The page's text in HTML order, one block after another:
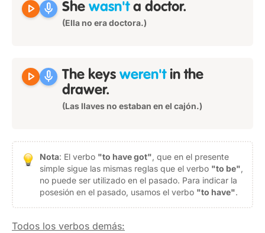
play_arrow mic She wasn'ta doctor.
(Ella no era doctora.)
play_arrow mic The keys weren'tin the
drawer.
(Las llaves no estaban en el cajón.)
Nota: El verbo "to have got", que en el presente
simple sigue las mismas reglas que el verbo "to be",
no puede ser utilizado en el pasado. Para indicar la
posesión en el pasado, usamos el verbo "to have".
Todos los verbos demás: